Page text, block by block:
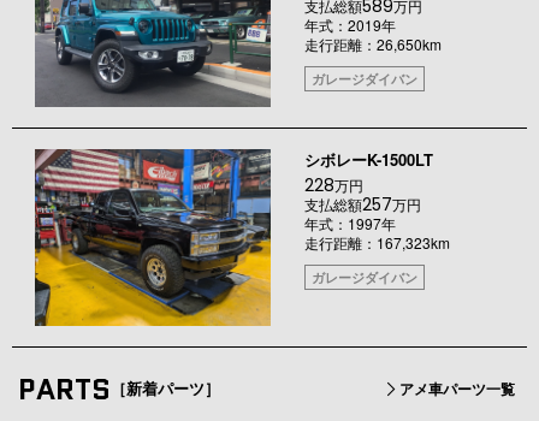
支払総額589万円
年式：2019年
走行距離：26,650km
ガレージダイバン
シボレーK-1500LT
228万円
支払総額257万円
年式：1997年
走行距離：167,323km
ガレージダイバン
PARTS ［新着パーツ］ アメ車パーツ一覧